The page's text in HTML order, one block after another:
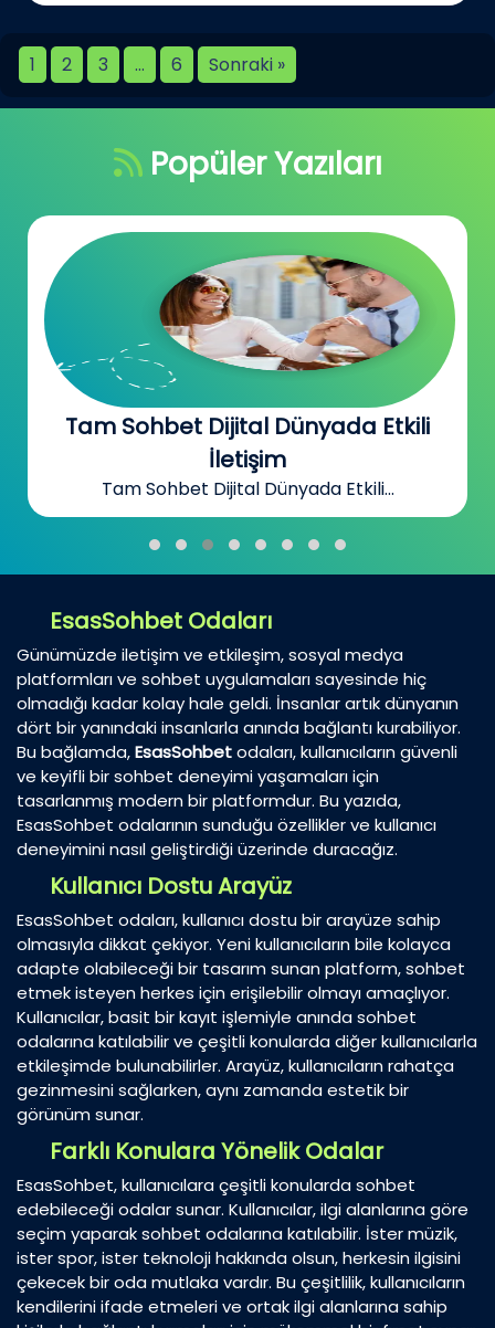
1 2 3 … 6 Sonraki »
Popüler Yazıları
Tam Sohbet Dijital Dünyada Etkili
İletişim
Tam Sohbet Dijital Dünyada Etkili...
EsasSohbet Odaları
Günümüzde iletişim ve etkileşim, sosyal medya
platformları ve sohbet uygulamaları sayesinde hiç
olmadığı kadar kolay hale geldi. İnsanlar artık dünyanın
dört bir yanındaki insanlarla anında bağlantı kurabiliyor.
Bu bağlamda,EsasSohbetodaları, kullanıcıların güvenli
ve keyifli bir sohbet deneyimi yaşamaları için
tasarlanmış modern bir platformdur. Bu yazıda,
EsasSohbet odalarının sunduğu özellikler ve kullanıcı
deneyimini nasıl geliştirdiği üzerinde duracağız.
Kullanıcı Dostu Arayüz
EsasSohbet odaları, kullanıcı dostu bir arayüze sahip
olmasıyla dikkat çekiyor. Yeni kullanıcıların bile kolayca
adapte olabileceği bir tasarım sunan platform, sohbet
etmek isteyen herkes için erişilebilir olmayı amaçlıyor.
Kullanıcılar, basit bir kayıt işlemiyle anında sohbet
odalarına katılabilir ve çeşitli konularda diğer kullanıcılarla
etkileşimde bulunabilirler. Arayüz, kullanıcıların rahatça
gezinmesini sağlarken, aynı zamanda estetik bir
görünüm sunar.
Farklı Konulara Yönelik Odalar
EsasSohbet, kullanıcılara çeşitli konularda sohbet
edebileceği odalar sunar. Kullanıcılar, ilgi alanlarına göre
seçim yaparak sohbet odalarına katılabilir. İster müzik,
ister spor, ister teknoloji hakkında olsun, herkesin ilgisini
çekecek bir oda mutlaka vardır. Bu çeşitlilik, kullanıcıların
kendilerini ifade etmeleri ve ortak ilgi alanlarına sahip